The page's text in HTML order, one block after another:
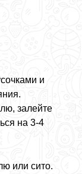
и
залейте
на 3-4
или сито.